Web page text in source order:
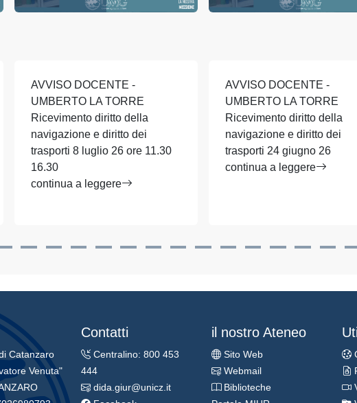
AVVISO DOCENTE -
UMBERTO LA TORRE
Ricevimento diritto della
navigazione e diritto dei
trasporti 8 luglio 26 ore 11.30
16.30
continua a leggere
AVVISO DOCENTE -
UMBERTO LA TORRE
Ricevimento diritto della
navigazione e diritto dei
trasporti 24 giugno 26
continua a leggere
Catanzaro
Venuta"
Contatti
Centralino: 800 453
444
dida.giur@unicz.it
il nostro Ateneo
Sito Web
Webmail
Biblioteche